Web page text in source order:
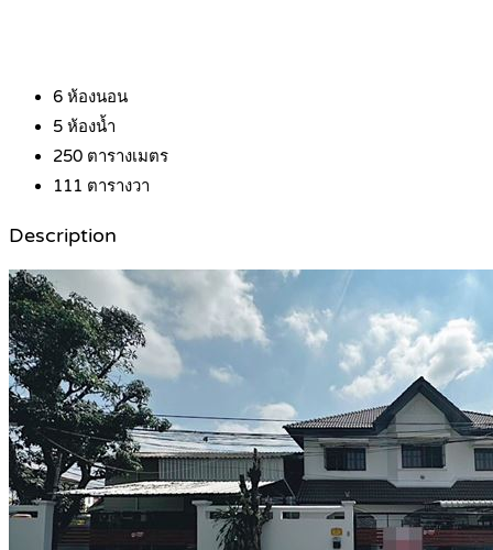
6 ห้องนอน
5 ห้องน้ำ
250 ตารางเมตร
111 ตารางวา
Description